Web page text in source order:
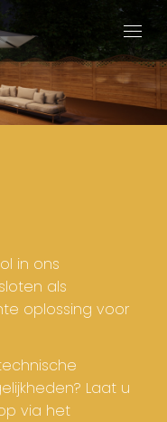
in ons
als
oplossing voor
Laat u
via het